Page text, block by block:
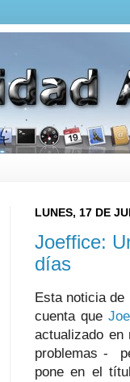
LUNES, 17 DE
Joeffice:
días
Esta noticia
cuenta que
actualizado
problemas -
pone en el